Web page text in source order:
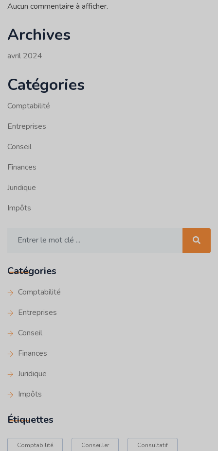
Aucun commentaire à afficher.
Archives
avril 2024
Catégories
Comptabilité
Entreprises
Conseil
Finances
Juridique
Impôts
Catégories
Comptabilité
Entreprises
Conseil
Finances
Juridique
Impôts
Étiquettes
Comptabilité Conseiller Consultatif